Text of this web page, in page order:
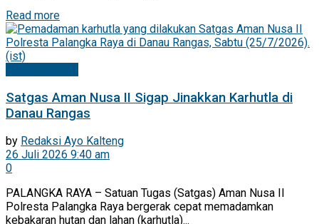
Read more
Satgas Aman Nusa II Sigap Jinakkan Karhutla di
Danau Rangas
by Redaksi Ayo Kalteng
26 Juli 2026 9:40 am
0
PALANGKA RAYA – Satuan Tugas (Satgas) Aman Nusa II
Polresta Palangka Raya bergerak cepat memadamkan
kebakaran hutan dan lahan (karhutla)...